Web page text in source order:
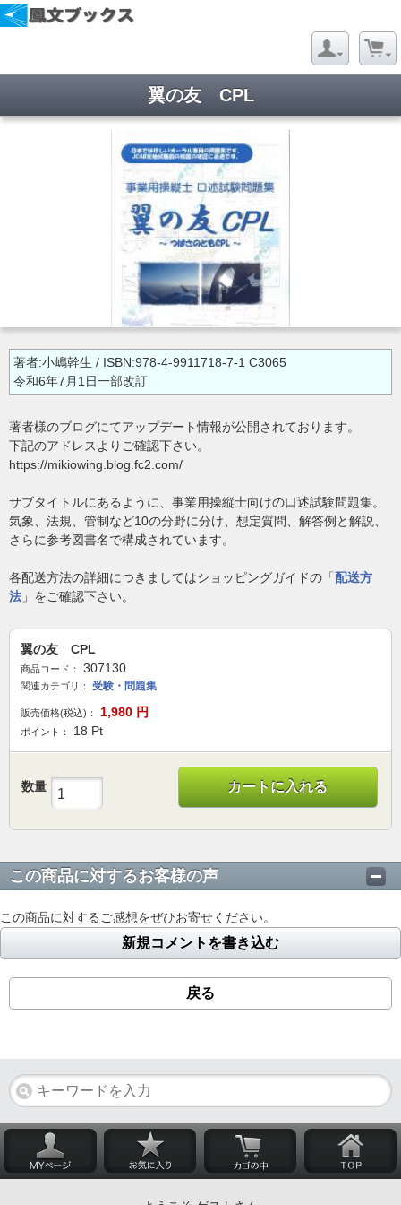
翼の友 CPL
著者:小嶋幹生 / ISBN:978-4-9911718-7-1 C3065
令和6年7月1日一部改訂
著者様のブログにてアップデート情報が公開されております。
下記のアドレスよりご確認下さい。
https://mikiowing.blog.fc2.com/
サブタイトルにあるように、事業用操縦士向けの口述試験問題集。
気象、法規、管制など10の分野に分け、想定質問、解答例と解説、
さらに参考図書名で構成されています。
各配送方法の詳細につきましてはショッピングガイドの「配送方
法 」をご確認下さい。
翼の友 CPL
商品コード： 307130
関連カテゴリ： 受験・問題集
販売価格(税込)： 1,980 円
ポイント： 18 Pt
数量 カートに入れる
この商品に対するお客様の声
この商品に対するご感想をぜひお寄せください。
新規コメントを書き込む
戻る